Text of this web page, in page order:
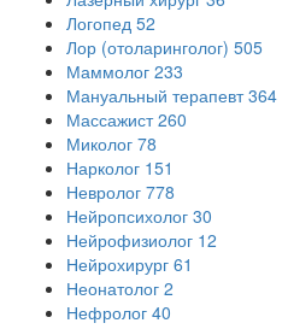
Логопед 52
Лор (отоларинголог) 505
Маммолог 233
Мануальный терапевт 364
Массажист 260
Миколог 78
Нарколог 151
Невролог 778
Нейропсихолог 30
Нейрофизиолог 12
Нейрохирург 61
Неонатолог 2
Нефролог 40